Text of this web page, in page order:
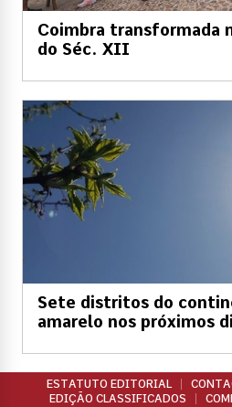
Coimbra transformada
do Séc. XII
Sete distritos do
amarelo nos próximos
ESTATUTO EDITORIAL
EDIÇÃO CLASSIFICADOS